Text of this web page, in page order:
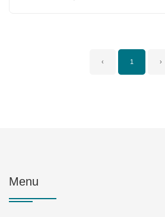
‹ 1 ›
Menu